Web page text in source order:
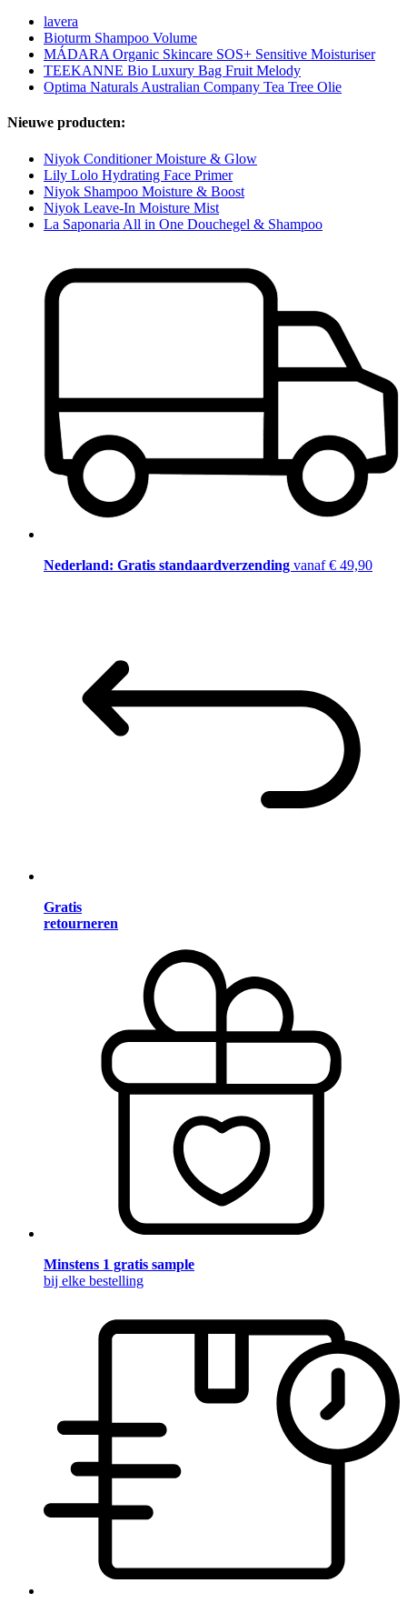
lavera
Bioturm Shampoo Volume
MÁDARA Organic Skincare SOS+ Sensitive Moisturiser
TEEKANNE Bio Luxury Bag Fruit Melody
Optima Naturals Australian Company Tea Tree Olie
Nieuwe producten:
Niyok Conditioner Moisture & Glow
Lily Lolo Hydrating Face Primer
Niyok Shampoo Moisture & Boost
Niyok Leave-In Moisture Mist
La Saponaria All in One Douchegel & Shampoo
Nederland: Gratis standaardverzending vanaf € 49,90
Gratis
retourneren
Minstens 1 gratis sample
bij elke bestelling